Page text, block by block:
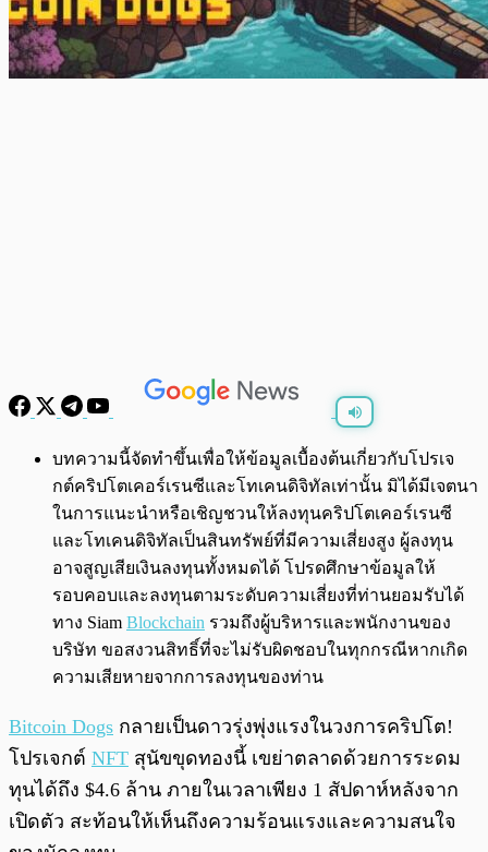
พร้อมเล่น 0:00/0:00
บทความนี้จัดทำขึ้นเพื่อให้ข้อมูลเบื้องต้นเกี่ยวกับโปรเจ
กต์คริปโตเคอร์เรนซีและโทเคนดิจิทัลเท่านั้น มิได้มีเจตนา
ในการแนะนำหรือเชิญชวนให้ลงทุนคริปโตเคอร์เรนซี
และโทเคนดิจิทัลเป็นสินทรัพย์ที่มีความเสี่ยงสูง ผู้ลงทุน
อาจสูญเสียเงินลงทุนทั้งหมดได้ โปรดศึกษาข้อมูลให้
รอบคอบและลงทุนตามระดับความเสี่ยงที่ท่านยอมรับได้
ทาง Siam Blockchain รวมถึงผู้บริหารและพนักงานของ
บริษัท ขอสงวนสิทธิ์ที่จะไม่รับผิดชอบในทุกกรณีหากเกิด
ความเสียหายจากการลงทุนของท่าน
Bitcoin Dogs กลายเป็นดาวรุ่งพุ่งแรงในวงการคริปโต!
โปรเจกต์ NFT สุนัขขุดทองนี้ เขย่าตลาดด้วยการระดม
ทุนได้ถึง $4.6 ล้าน ภายในเวลาเพียง 1 สัปดาห์หลังจาก
เปิดตัว สะท้อนให้เห็นถึงความร้อนแรงและความสนใจ